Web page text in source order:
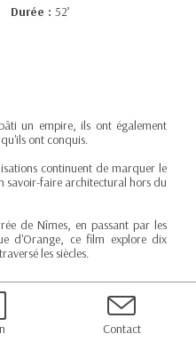
Durée : 52’
un empire, ils ont également
ont conquis.
continuent de marquer le
savoir-faire architectural hors du
de Nîmes, en passant par les
d'Orange, ce film explore dix
les siècles.
Contact